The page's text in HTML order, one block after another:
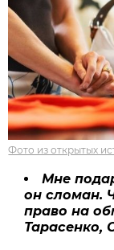
Фото из открытых
Мне
он сломан.
право на
Тарасенко,